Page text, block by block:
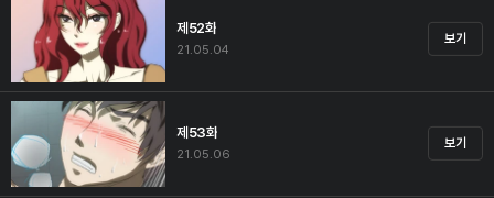
제52화
21.05.04
보기
제53화
21.05.06
보기